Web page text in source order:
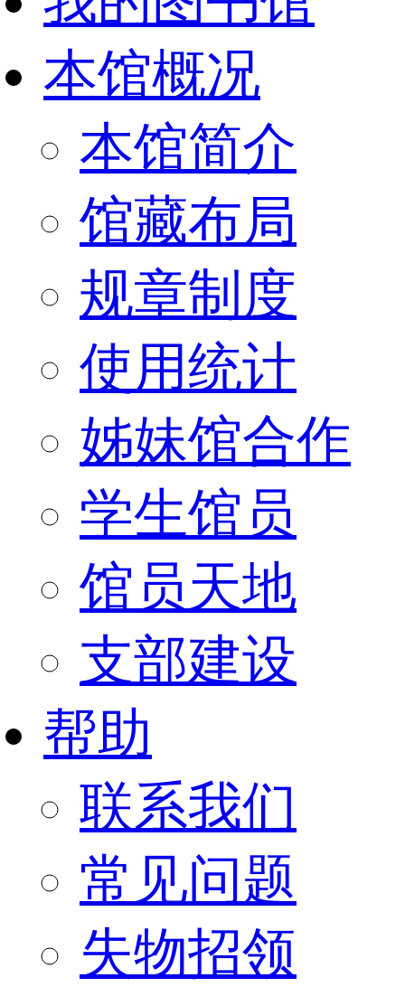
本馆概况
本馆简介
馆藏布局
规章制度
使用统计
姊妹馆合作
学生馆员
馆员天地
支部建设
帮助
联系我们
常见问题
失物招领